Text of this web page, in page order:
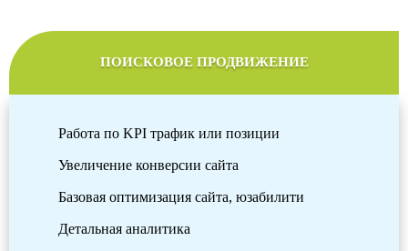
ПОИСКОВОЕ ПРОДВИЖЕНИЕ
Работа по KPI трафик или позиции
Увеличение конверсии сайта
Базовая оптимизация сайта, юзабилити
Детальная аналитика